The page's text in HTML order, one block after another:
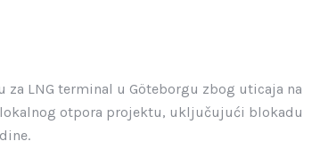
LNG terminal u Göteborgu zbog uticaja na
otpora projektu, uključujući blokadu